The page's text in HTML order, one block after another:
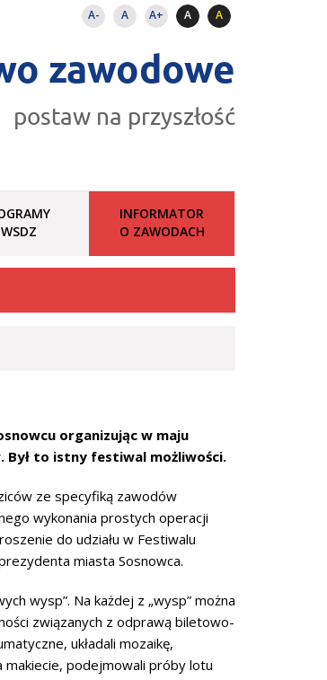
A- A A+ A A
zawodowe
postaw na przyszłość
INFORMATOR
O ZAWODACH
organizując w maju
Był to istny festiwal możliwości.
ze specyfiką zawodów
wykonania prostych operacji
do udziału w Festiwalu
miasta Sosnowca.
wysp”. Na każdej z „wysp” można
związanych z odprawą biletowo-
układali mozaikę,
makiecie, podejmowali próby lotu